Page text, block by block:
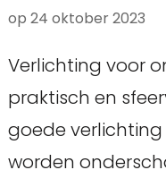
op 24 oktober 2023
Verlichting voor
praktisch en
goede verlichting
worden